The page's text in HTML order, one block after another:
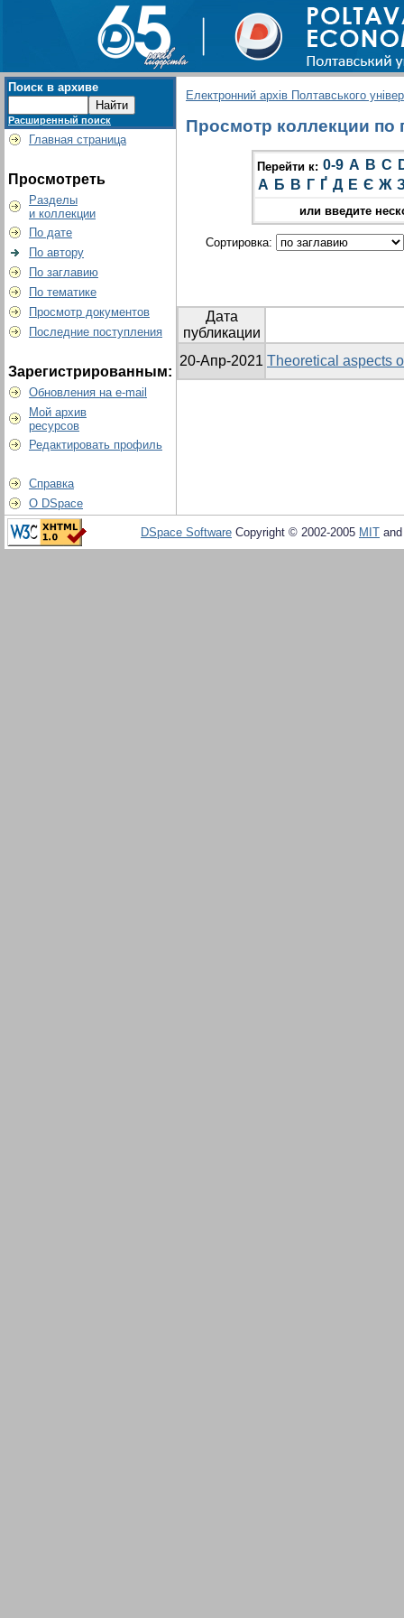
Поиск в архиве
Расширенный поиск
Главная страница
Просмотреть
Разделы
и коллекции
По дате
По автору
По заглавию
По тематике
Просмотр документов
Последние поступления
Зарегистрированным:
Обновления на e-mail
Мой архив
ресурсов
Редактировать профиль
Справка
О DSpace
Електронний архів Полтавського
Просмотр коллекции по
Перейти к: 0-9 A B C
А Б В Г Ґ Д Е Є Ж
или введите
Сортировка:
Дата
публикации
20-Апр-2021 Theoretical aspects
DSpace Software Copyright © 2002-2005 MIT